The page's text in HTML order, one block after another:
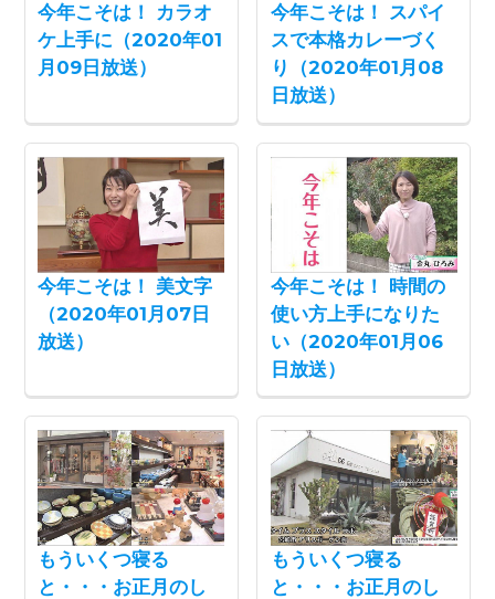
今年こそは！ カラオ
ケ上手に（2020年01
月09日放送）
今年こそは！ スパイ
スで本格カレーづく
り（2020年01月08
日放送）
今年こそは！ 美文字
（2020年01月07日
放送）
今年こそは！ 時間の
使い方上手になりた
い（2020年01月06
日放送）
もういくつ寝る
と・・・お正月のし
もういくつ寝る
と・・・お正月のし